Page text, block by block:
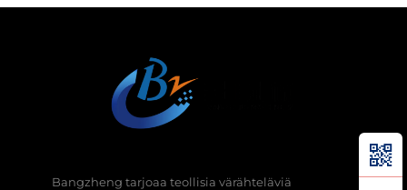
Bangzheng tarjoaa teollisia värähteläviä